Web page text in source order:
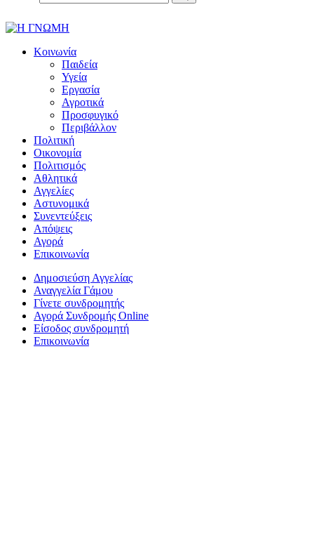
Κοινωνία
Παιδεία
Υγεία
Εργασία
Αγροτικά
Προσφυγικό
Περιβάλλον
Πολιτική
Οικονομία
Πολιτισμός
Αθλητικά
Αγγελίες
Αστυνομικά
Συνεντεύξεις
Απόψεις
Αγορά
Επικοινωνία
Δημοσιεύση Αγγελίας
Αναγγελία Γάμου
Γίνετε συνδρομητής
Αγορά Συνδρομής Online
Είσοδος συνδρομητή
Επικοινωνία